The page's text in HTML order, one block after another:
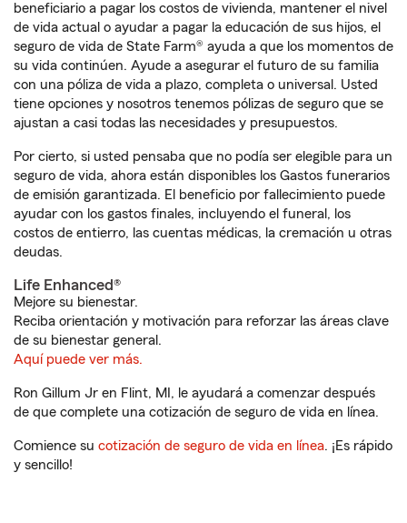
beneficiario a pagar los costos de vivienda, mantener el nivel
de vida actual o ayudar a pagar la educación de sus hijos, el
seguro de vida de State Farm® ayuda a que los momentos de
su vida continúen. Ayude a asegurar el futuro de su familia
con una póliza de vida a plazo, completa o universal. Usted
tiene opciones y nosotros tenemos pólizas de seguro que se
ajustan a casi todas las necesidades y presupuestos.
Por cierto, si usted pensaba que no podía ser elegible para un
seguro de vida, ahora están disponibles los Gastos funerarios
de emisión garantizada. El beneficio por fallecimiento puede
ayudar con los gastos finales, incluyendo el funeral, los
costos de entierro, las cuentas médicas, la cremación u otras
deudas.
Life Enhanced®
Mejore su bienestar.
Reciba orientación y motivación para reforzar las áreas clave
de su bienestar general.
Aquí puede ver más.
Ron Gillum Jr en Flint, MI, le ayudará a comenzar después
de que complete una cotización de seguro de vida en línea.
Comience su cotización de seguro de vida en línea. ¡Es rápido
y sencillo!